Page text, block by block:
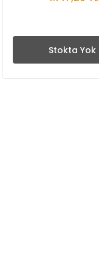
Stokta Yok